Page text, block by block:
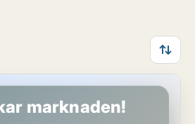
marknaden!